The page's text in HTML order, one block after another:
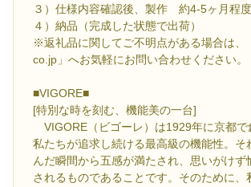
３）仕様内容確認後、製作 約4-5ヶ月程
４）納品（完成した状態で出荷）
※返礼品に関してご不明点がある場合は、
co.jp」へお気軽にお問い合わせください。
■VIGORE■
[特別な時を刻む、機能美の一台]
VIGORE（ビゴーレ）は1929年に京都で
私たちが追求し続ける最高級の機能性。そ
んだ瞬間から五感が満たされ、思いがけず
されるものであることです。そのために、